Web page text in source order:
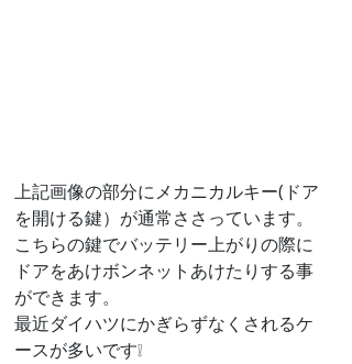
上記画像の部分にメカニカルキー(ドア
を開ける鍵）が通常ささっています。
こちらの鍵でバッテリー上がりの際に
ドアをあけボンネットあけたりする事
ができます。
最近ダイハツにかぎらずなくされるケ
ースが多いです❕